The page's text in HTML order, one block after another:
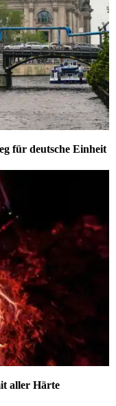
für deutsche Einheit
aller Härte